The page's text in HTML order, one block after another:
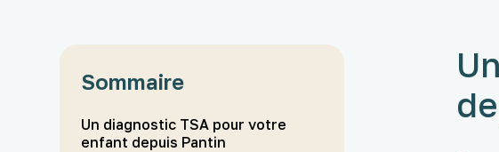
Sommaire
Un diagnostic TSA pour votre
enfant depuis Pantin